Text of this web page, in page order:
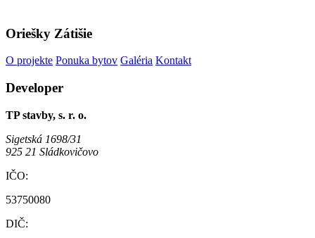
Oriešky Zátišie
O projekte Ponuka bytov Galéria Kontakt
Developer
TP stavby, s. r. o.
Sigetská 1698/31
925 21 Sládkovičovo
IČO:
53750080
DIČ: